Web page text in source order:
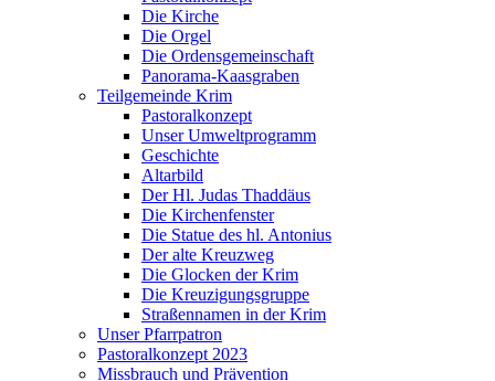
Die Kirche
Die Orgel
Die Ordensgemeinschaft
Panorama-Kaasgraben
Teilgemeinde Krim
Pastoralkonzept
Unser Umweltprogramm
Geschichte
Altarbild
Der Hl. Judas Thaddäus
Die Kirchenfenster
Die Statue des hl. Antonius
Der alte Kreuzweg
Die Glocken der Krim
Die Kreuzigungsgruppe
Straßennamen in der Krim
Unser Pfarrpatron
Pastoralkonzept 2023
Missbrauch und Prävention